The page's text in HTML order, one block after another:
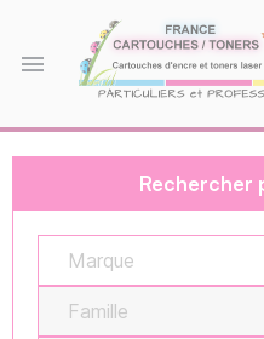
menu
Rechercher
Marque
Famille